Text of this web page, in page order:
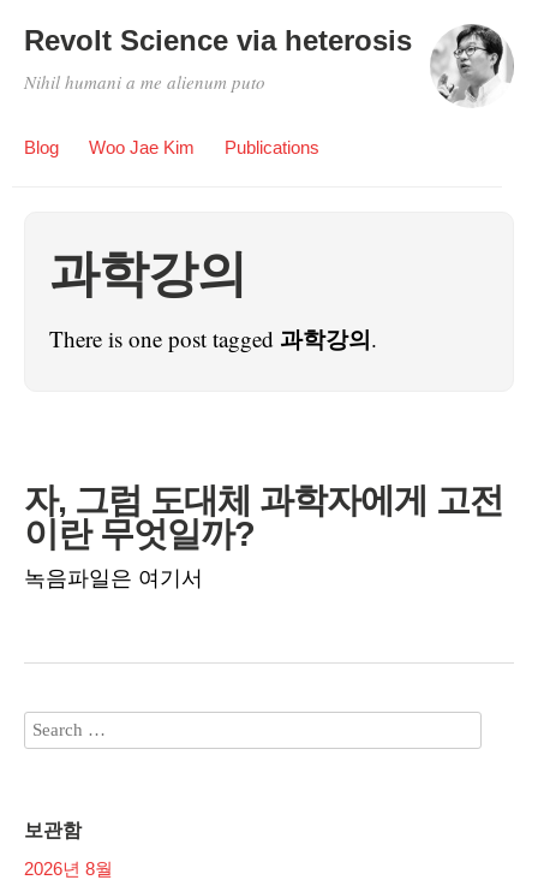
Revolt Science via heterosis
Nihil humani a me alienum puto
Blog Woo Jae Kim Publications
과학강의
There is one post tagged 과학강의.
자, 그럼 도대체 과학자에게 고전
이란 무엇일까?
녹음파일은 여기서
보관함
2026년 8월